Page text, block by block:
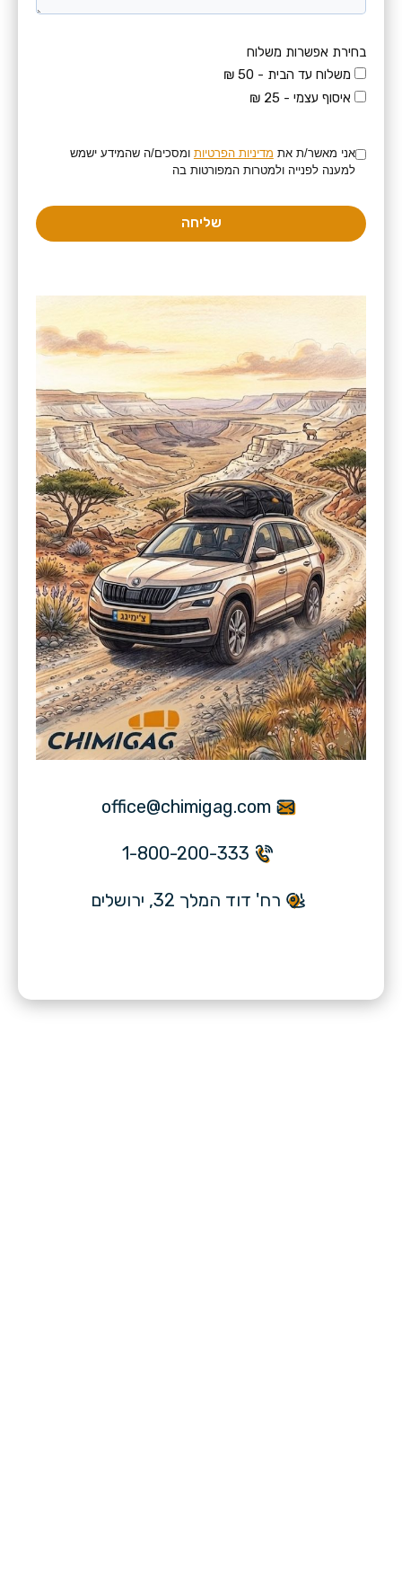
בחירת אפשרות משלוח
משלוח עד הבית - 50 ₪
איסוף עצמי - 25 ₪
אני מאשר/ת את מדיניות הפרטיות ומסכים/ה שהמידע ישמש
למענה לפנייה ולמטרות המפורטות בה
שליחה
office@chimigag.com
1-800-200-333
רח' דוד המלך 32, ירושלים